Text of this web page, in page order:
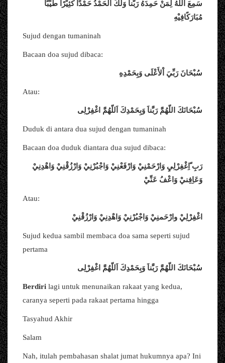
سَمِعَ اللهُ لِمَنْ حَمِدَهُ رَبَّناَ وَلَكَ الْحَمْدُ حَمْدًا كَثِيْرًا طَيِّبًا
مُبَارَكًافِيْهِ
Sujud dengan tumaninah
Bacaan doa sujud dibaca:
سُبْحَانَ رَبِّيَ اْلأَعْلَى وَبِحَمْدِهِ
Atau:
سُبْحَانَكَ اللّهُمَّ رَبَّناَ وَبِحَمْدِكَ اَللّهُمَّ اغْفِرْلِى
Duduk di antara dua sujud dengan tumaninah
Bacaan doa duduk diantara dua sujud dibaca:
رَبِ ّاِغْفِرْلِيِ وَارْحَمْنِيْ وَارْفَعْنِيْ وَاجْبُرْنِيْ وَارْزُقْنِيْ وَاهْدِنِيْ
وَعَاِفِنيْ وَاعْفُ عَنِّيْ
Atau:
اغْفِرْلِيْ وارْحَمنِيْ وَاجْبُرْنِيْ وَاهْدِنِيْ وَارْزُقْنِيْ
Sujud kedua sambil membaca doa sama seperti sujud
pertama
سُبْحَانَكَ اللّهُمَّ رَبَّناَ وَبِحَمْدِكَ اَللّهُمَّ اغْفِرْلِى
Berdiri lagi untuk menunaikan rakaat yang kedua,
caranya seperti pada rakaat pertama hingga
Tasyahud Akhir
Salam
Nah, itulah pembahasan shalat jumat hukumnya apa? Ini